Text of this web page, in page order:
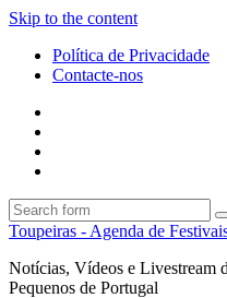
Skip to the content
Política de Privacidade
Contacte-nos
Toupeiras - Agenda de
Notícias, Vídeos e Livestream
Pequenos de Portugal